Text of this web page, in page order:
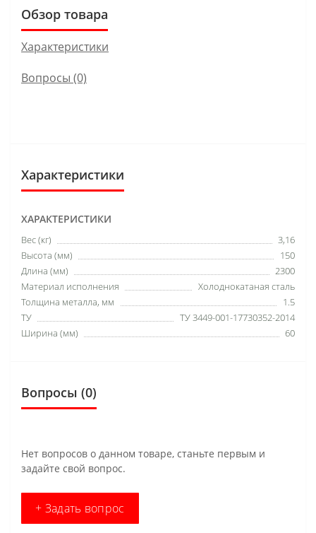
Обзор товара
Характеристики
Вопросы (0)
Характеристики
ХАРАКТЕРИСТИКИ
Вес (кг)
3,16
Высота (мм)
150
Длина (мм)
2300
Материал исполнения
Холоднокатаная сталь
Толщина металла, мм
1.5
ТУ
ТУ 3449-001-17730352-2014
Ширина (мм)
60
Вопросы (0)
Нет вопросов о данном товаре, станьте первым и
задайте свой вопрос.
+ Задать вопрос